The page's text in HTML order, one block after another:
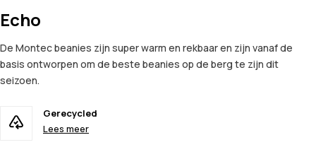
Echo
De Montec beanies zijn super warm en rekbaar en zijn vanaf de
basis ontworpen om de beste beanies op de berg te zijn dit
seizoen.
Gerecycled
Lees meer